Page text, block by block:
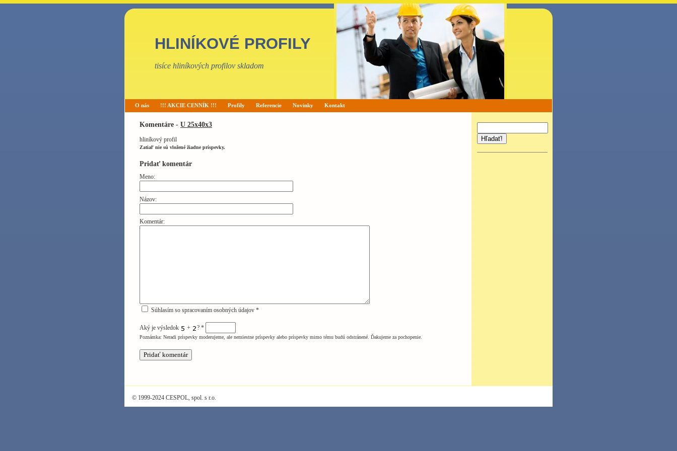
HLINÍKOVÉ PROFILY
tisíce hliníkových profilov skladom
O nás !!! AKCIE CENNÍK !!! Profily Referencie Novinky Kontakt
Komentáre - U 25x40x3
hliníkový profil
Zatiaľ nie sú vložené žiadne príspevky.
Pridať komentár
Meno:
Názov:
Komentár:
Súhlasím so spracovaním osobných údajov *
Aký je výsledok + ? *
Poznámka: Neradi príspevky moderujeme, ale nemiestne príspevky alebo príspevky mimo tému budú odstránené. Ďakujeme za pochopenie.
Hľadať!
© 1999-2024 CESPOL, spol. s r.o.